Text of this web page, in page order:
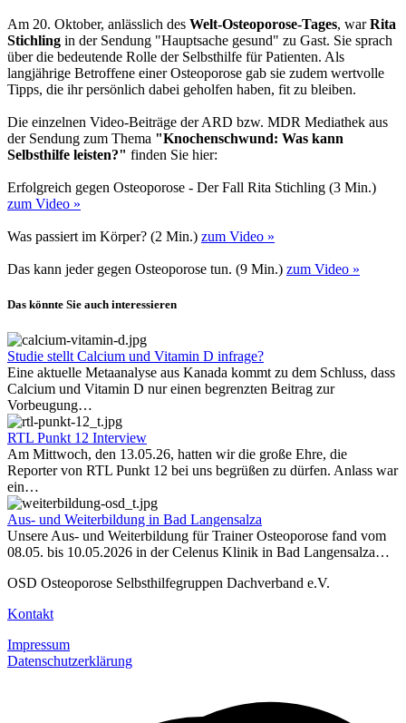
Am 20. Oktober, anlässlich des Welt-Osteoporose-Tages, warRita
Stichling in der Sendung "Hauptsache gesund" zu Gast. Sie sprach
über die bedeutende Rolle der Selbsthilfe für Patienten. Als
langjährige Betroffene einer Osteoporose gab sie zudem wertvolle
Tipps, die ihr persönlich dabei geholfen haben, fit zu bleiben.
Die einzelnen Video-Beiträge der ARD bzw. MDR Mediathek aus
der Sendung zum Thema "Knochenschwund: Was kann
Selbsthilfe leisten?" finden Sie hier:
Erfolgreich gegen Osteoporose - Der Fall Rita Stichling (3 Min.)
zum Video »
Was passiert im Körper? (2 Min.) zum Video »
Das kann jeder gegen Osteoporose tun. (9 Min.) zum Video »
Das könnte Sie auch interessieren
Studie stellt Calcium und Vitamin D infrage?
Eine aktuelle Metaanalyse aus Kanada kommt zu dem Schluss, dass
Calcium und Vitamin D nur einen begrenzten Beitrag zur
Vorbeugung…
RTL Punkt 12 Interview
Am Mittwoch, den 13.05.26, hatten wir die große Ehre, die
Reporter von RTL Punkt 12 bei uns begrüßen zu dürfen. Anlass war
ein…
Aus- und Weiterbildung in Bad Langensalza
Unsere Aus- und Weiterbildung für Trainer Osteoporose fand vom
08.05. bis 10.05.2026 in der Celenus Klinik in Bad Langensalza…
OSD Osteoporose Selbsthilfegruppen Dachverband e.V.
Kontakt
Impressum
Datenschutzerklärung